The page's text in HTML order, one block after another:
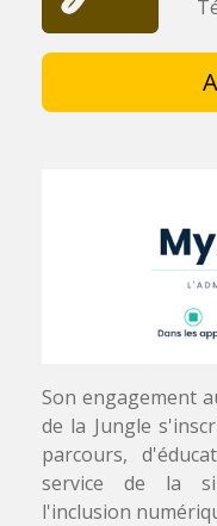
Son engagement
de la Jungle
parcours,
service de la
l'inclusion